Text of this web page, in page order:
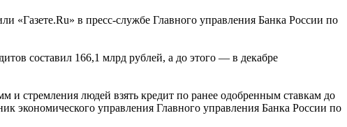
«Газете.Ru» в пресс-службе Главного управления Банка России по
составил 166,1 млрд рублей, а до этого — в декабре
и стремления людей взять кредит по ранее одобренным ставкам до
экономического управления Главного управления Банка России по